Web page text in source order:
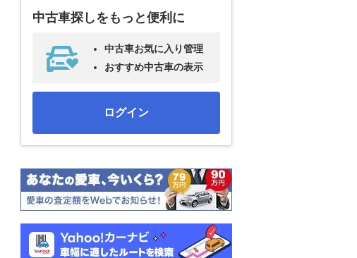
中古車探しをもっと便利に
中古車お気に入り管理
おすすめ中古車の表示
ログイン